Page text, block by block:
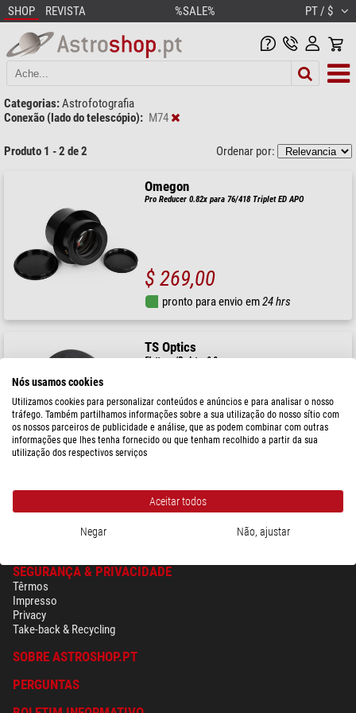
SHOP REVISTA %SALE% PT / $
Categorias:Astrofotografia
Conexão (lado do telescópio): M74
Produto 1 - 2 de 2 Ordenar por:
Omegon
Pro Reducer 0.82x para 76/418 Triplet ED APO
$ 269,00
pronto para envio em24 hrs
TS Optics
Flattener/Redutor 0,8x
$ 461,00
SEGURANÇA & PRIVACIDADE
Têrmos
Impresso
Privacy
Take-back & Recycling
SOBRE ASTROSHOP.PT
PERGUNTAS
Nós usamos cookies
Utilizamos cookies para personalizar conteúdos e anúncios e para analisar o nosso
tráfego. Também partilhamos informações sobre a sua utilização do nosso sítio com
os nossos parceiros de publicidade e análise, que as podem combinar com outras
informações que lhes tenha fornecido ou que tenham recolhido a partir da sua
utilização dos respectivos serviços
Aceitar todos
Negar Não, ajustar